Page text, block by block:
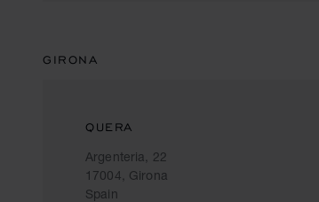
GIRONA
QUERA
Argenteria, 22
17004, Girona
Spain